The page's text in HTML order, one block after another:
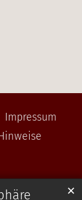
✕
Impressum